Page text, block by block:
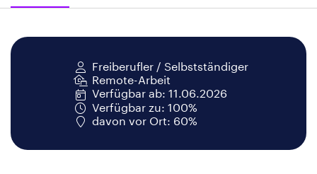
Freiberufler / Selbstständiger
Remote-Arbeit
Verfügbar ab: 11.06.2026
Verfügbar zu: 100%
davon vor Ort: 60%